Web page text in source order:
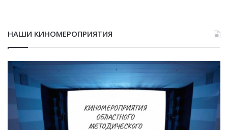
НАШИ КИНОМЕРОПРИЯТИЯ